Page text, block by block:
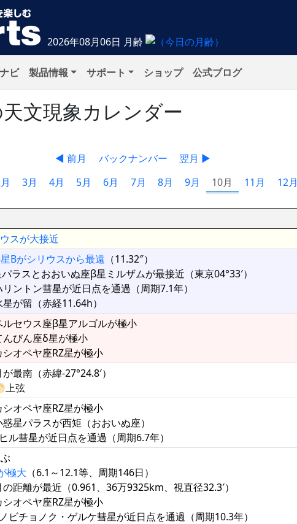
2026年08月06日 月齢
ビ 製品情報 サポート ショップ 公式ブログ
文現象カレンダー
◀ 前月 バックナンバー
翌月 ▶
3月 4月 5月 6月 7月 8月 9月 10月 11月 12月
スが大接近
Bがシリウスから最遠 （11.32″）
ラスとおおいぬ座β星ミルザムが最接近（東京04°33′）
ントン彗星が近日点を通過（周期7.1年）
が留（赤経11.64h）
セウス座β星アルゴルが極小
びん座δ星が極小
オペヤ座RZ星が極小
最南（赤緯-27°24.8′）
上弦
オペヤ座RZ星が極小
星パラスが西矩（おおいぬ座）
ル彗星が近日点を通過（周期6.7年）
極大 （6.1～12.1等、周期146日）
距離が最近（0.961、36万9325km、視直径32.3′）
オペヤ座RZ星が極小
ビチョノク・ゲルケ彗星が近日点を通過（周期10.3年）